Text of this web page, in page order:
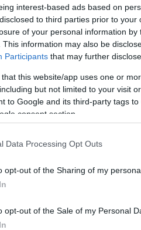
interest-based ads based on
to third parties prior to
of your personal information by
This information may also be
Participants that may further
that this website/app uses one or
but not limited to your visit
to Google and its third-party tags
consent section.
Data Processing Opt Outs
opt-out of the Sharing of my
opt-out of the Sale of my Personal
Több megyére ismét
az ónos eső veszélye
Meteorológiai Szolgálat
Országos hírek